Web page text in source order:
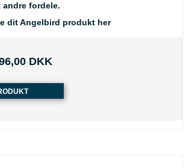
andre fordele.
dit Angelbird produkt her
DKK